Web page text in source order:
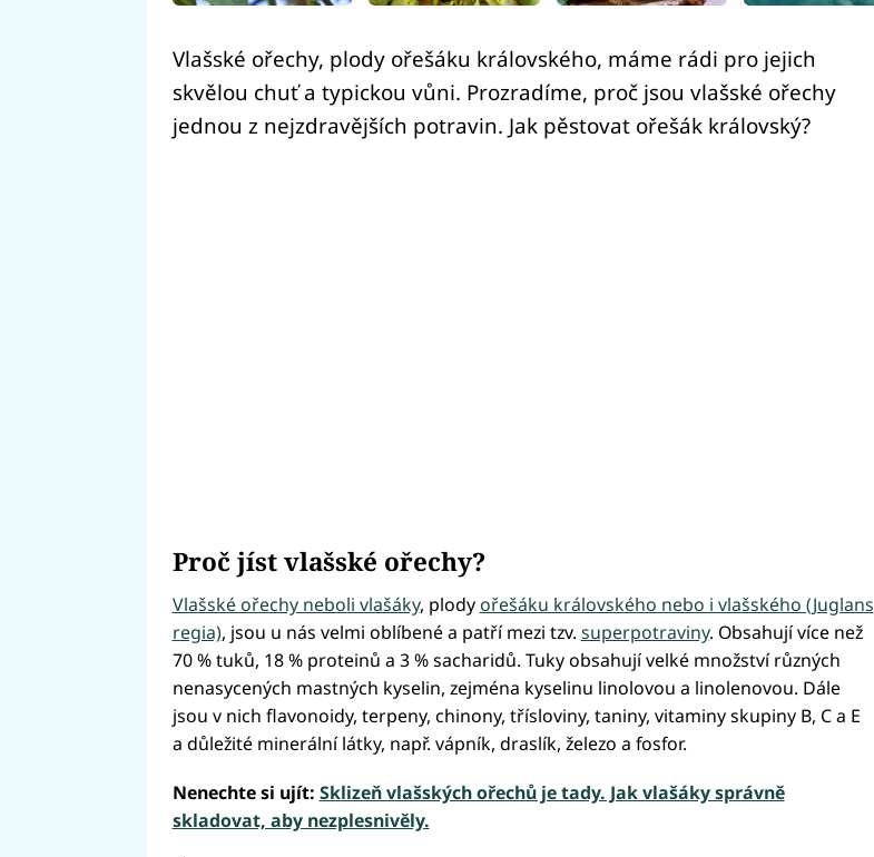
Vlašské ořechy, plody ořešáku královského, máme rádi pro jejich
skvělou chuť a typickou vůni. Prozradíme, proč jsou vlašské ořechy
jednou z nejzdravějších potravin. Jak pěstovat ořešák královský?
Proč jíst vlašské ořechy?
Vlašské ořechy neboli vlašáky, plodyořešáku královského nebo i vlašského (Juglans
regia), jsou u nás velmi oblíbené a patří mezi tzv. superpotraviny. Obsahují více než
70 % tuků, 18 % proteinů a 3 % sacharidů. Tuky obsahují velké množství různých
nenasycených mastných kyselin, zejména kyselinu linolovou a linolenovou. Dále
jsou v nich flavonoidy, terpeny, chinony, třísloviny, taniny, vitaminy skupiny B, C a E
a důležité minerální látky, např. vápník, draslík, železo a fosfor.
Nenechte si ujít: Sklizeň vlašských ořechů je tady. Jak vlašáky správně
skladovat, aby nezplesnivěly.